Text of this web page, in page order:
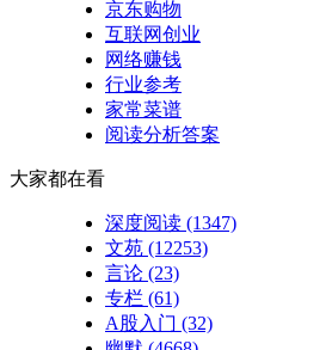
京东购物
互联网创业
网络赚钱
行业参考
家常菜谱
阅读分析答案
大家都在看
深度阅读 (1347)
文苑 (12253)
言论 (23)
专栏 (61)
A股入门 (32)